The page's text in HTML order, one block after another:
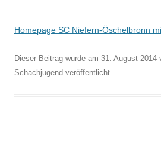
Homepage SC Niefern-Öschelbronn
Dieser Beitrag wurde am 31. August 2014
Schachjugend veröffentlicht.